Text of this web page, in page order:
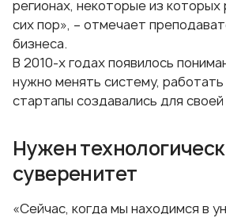
регионах, некоторые из
сих пор», – отмечает
бизнеса.
В 2010-х годах появилось
нужно менять систему,
стартапы создавались для
Нужен
суверенитет
«Сейчас, когда мы находимся в